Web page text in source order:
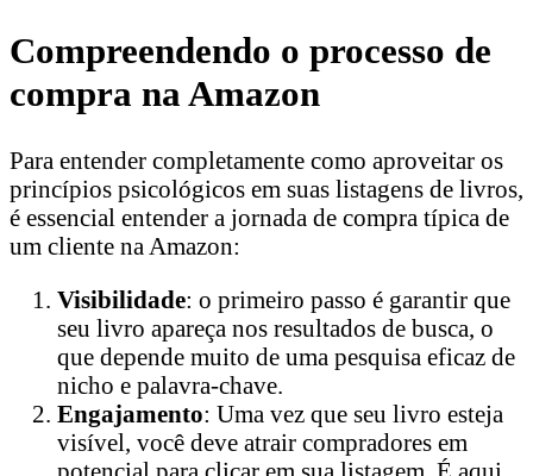
Compreendendo o processo de
compra na Amazon
Para entender completamente como aproveitar os
princípios psicológicos em suas listagens de livros,
é essencial entender a jornada de compra típica de
um cliente na Amazon:
Visibilidade: o primeiro passo é garantir que
seu livro apareça nos resultados de busca, o
que depende muito de uma pesquisa eficaz de
nicho e palavra-chave.
Engajamento: Uma vez que seu livro esteja
visível, você deve atrair compradores em
potencial para clicar em sua listagem. É aqui